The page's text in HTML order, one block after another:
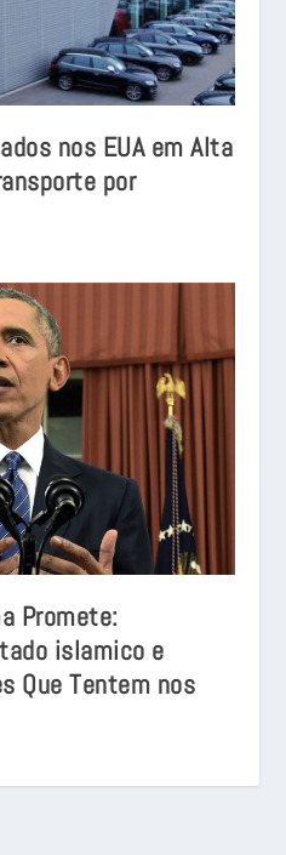
nos EUA em Alta
por
Promete:
islamico e
Que Tentem nos